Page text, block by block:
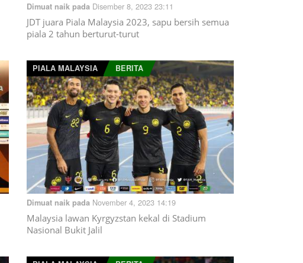
Dimuat naik pada Disember 8, 2023 23:11
JDT juara Piala Malaysia 2023, sapu bersih semua
piala 2 tahun berturut-turut
PIALA MALAYSIA BERITA
Dimuat naik pada November 4, 2023 14:19
Malaysia lawan Kyrgyzstan kekal di Stadium
Nasional Bukit Jalil